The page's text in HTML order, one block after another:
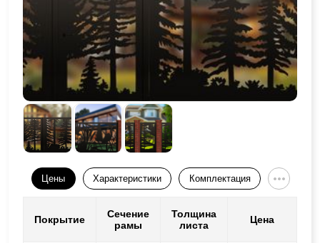
Цены Характеристики Комплектация
Покрытие
Сечение
рамы
Толщина
листа
Цена